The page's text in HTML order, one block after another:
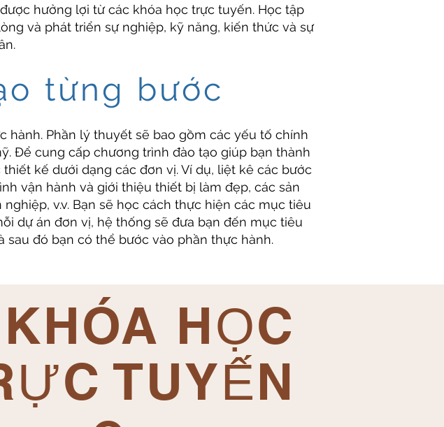
hưởng lợi từ các khóa học trực tuyến. Học tập
và phát triển sự nghiệp, kỹ năng, kiến ​​thức và sự
từng bước
Phần lý thuyết sẽ bao gồm các yếu tố chính
Để cung cấp chương trình đào tạo giúp bạn thành
kế dưới dạng các đơn vị. Ví dụ, liệt kê các bước
vận hành và giới thiệu thiết bị làm đẹp, các sản
v.v. Bạn sẽ học cách thực hiện các mục tiêu
dự án đơn vị, hệ thống sẽ đưa bạn đến mục tiêu
đó bạn có thể bước vào phần thực hành.
KHÓA HỌC
TUYẾN